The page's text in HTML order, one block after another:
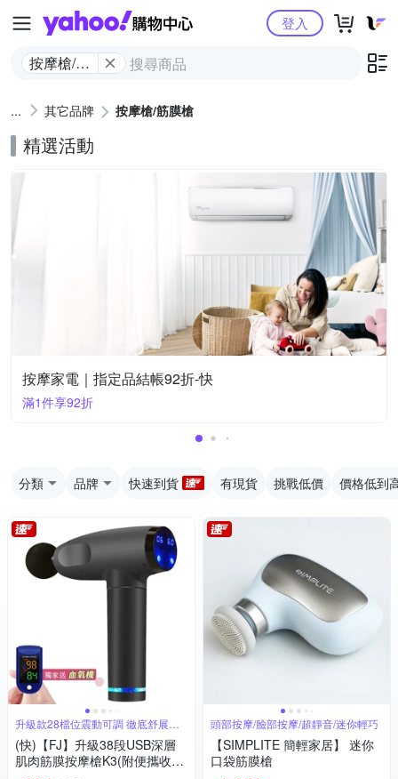
Yahoo購物中心
按摩槍/筋
登入
其它品牌 按摩槍/筋膜槍
精選活動
按摩家電｜指定品結帳92折-快
滿1件享92折
分類 品牌 快速到貨 有現貨 挑戰低價 價格低到
升級款28檔位震動可調 徹底舒展肌
肉
(快)【FJ】升級38段USB深層
肌肉筋膜按摩槍K3(附便攜收納
頭部按摩/臉部按摩/超靜音/迷你輕巧
【SIMPLITE 簡輕家居】 迷你
口袋筋膜槍